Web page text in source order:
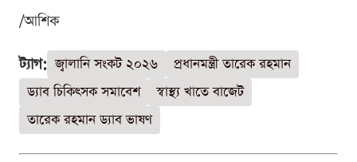
/আশিক
ট্যাগ: জ্বালানি সংকট ২০২৬
প্রধানমন্ত্রী তারেক রহমান
ড্যাব চিকিৎসক সমাবেশ
স্বাস্থ্য খাতে বাজেট
তারেক রহমান ড্যাব ভাষণ